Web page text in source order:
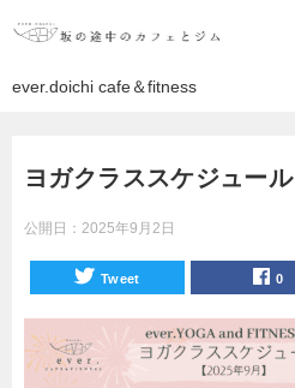
ever.doichi cafe＆fitness
ヨガクラススケジュール
公開日： 2025年9月2日
Tweet 0